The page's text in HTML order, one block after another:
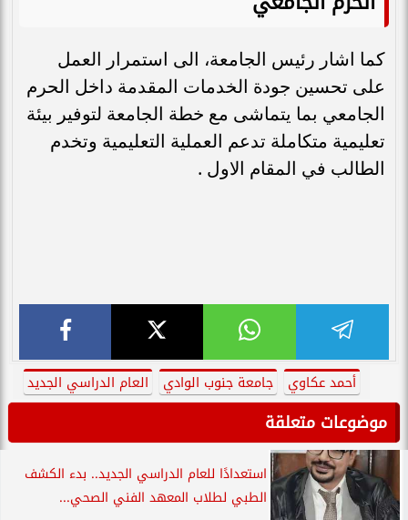
كما اشار رئيس الجامعة، الى استمرار العمل
على تحسين جودة الخدمات المقدمة داخل الحرم
الجامعي بما يتماشى مع خطة الجامعة لتوفير بيئة
تعليمية متكاملة تدعم العملية التعليمية وتخدم
الطالب في المقام الاول .
أحمد عكاوي جامعة جنوب الوادي العام الدراسي الجديد
موضوعات متعلقة
استعدادًا للعام الدراسي الجديد.. بدء الكشف
الطبي لطلاب المعهد الفني الصحي...